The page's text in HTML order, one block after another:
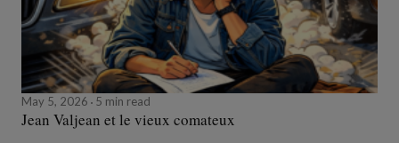
May 5, 2026 5 min read
Jean Valjean et le vieux comateux